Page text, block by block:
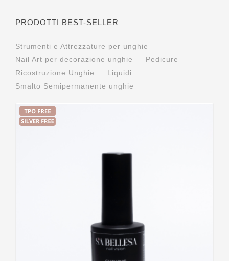
PRODOTTI BEST-SELLER
Strumenti e Attrezzature per unghie
Nail Art per decorazione unghie
Pedicure
Ricostruzione Unghie
Liquidi
Smalto Semipermanente unghie